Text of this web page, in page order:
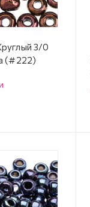
3/0
(#222)